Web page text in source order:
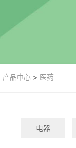
产品中心 > 医药
电器